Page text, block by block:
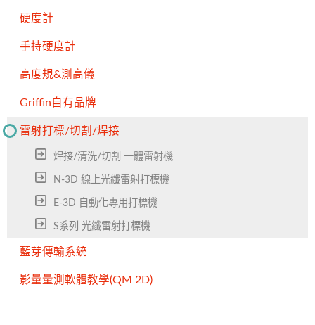
硬度計
手持硬度計
高度規&測高儀
Griffin自有品牌
雷射打標/切割/焊接
焊接/清洗/切割 一體雷射機
N-3D 線上光纖雷射打標機
E-3D 自動化專用打標機
S系列 光纖雷射打標機
藍芽傳輸系統
影量量測軟體教學(QM 2D)